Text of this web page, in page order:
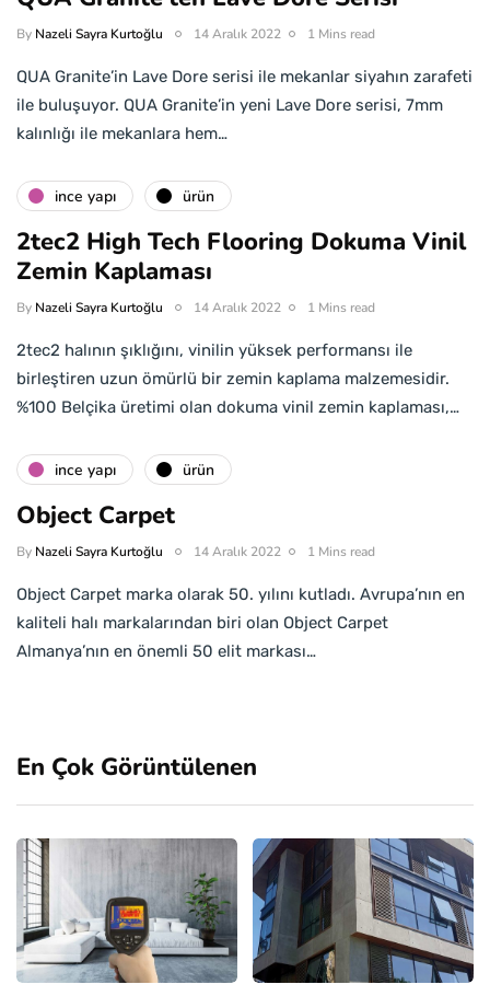
By Nazeli Sayra Kurtoğlu 14 Aralık 2022 1 Mins read
QUA Granite’in Lave Dore serisi ile mekanlar siyahın zarafeti
ile buluşuyor. QUA Granite’in yeni Lave Dore serisi, 7mm
kalınlığı ile mekanlara hem…
i̇nce yapı ürün
2tec2 High Tech Flooring Dokuma Vinil
Zemin Kaplaması
By Nazeli Sayra Kurtoğlu 14 Aralık 2022 1 Mins read
2tec2 halının şıklığını, vinilin yüksek performansı ile
birleştiren uzun ömürlü bir zemin kaplama malzemesidir.
%100 Belçika üretimi olan dokuma vinil zemin kaplaması,…
i̇nce yapı ürün
Object Carpet
By Nazeli Sayra Kurtoğlu 14 Aralık 2022 1 Mins read
Object Carpet marka olarak 50. yılını kutladı. Avrupa’nın en
kaliteli halı markalarından biri olan Object Carpet
Almanya’nın en önemli 50 elit markası…
En Çok Görüntülenen